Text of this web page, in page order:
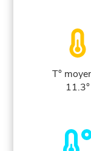
T°
11.3°